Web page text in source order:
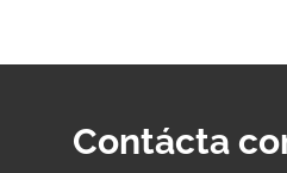
Contácta